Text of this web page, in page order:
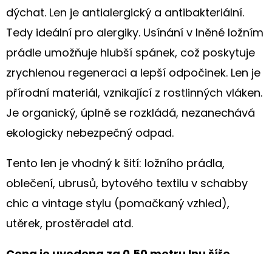
dýchat. Len je antialergický a antibakteriální.
Tedy ideální pro alergiky. Usínání v lněné ložním
prádle umožňuje hlubší spánek, což poskytuje
zrychlenou regeneraci a lepší odpočinek. Len je
přírodní materiál, vznikající z rostlinných vláken.
Je organický, úplně se rozkládá, nezanechává
ekologicky nebezpečný odpad.
Tento len je vhodný k šití: ložního prádla,
oblečení, ubrusů, bytového textilu v schabby
chic a vintage stylu (pomačkaný vzhled),
utěrek, prostěradel atd.